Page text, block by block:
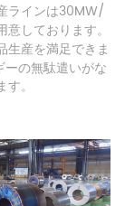
ラインは30MW/
しております。
生産を満足できま
の無駄遣いがな
。